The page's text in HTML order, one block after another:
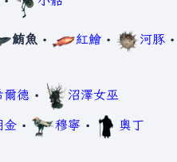
鮪魚 • 紅鱠 • 河豚 •
爾德 • 沼澤女巫
金 • 穆寧 • 奧丁